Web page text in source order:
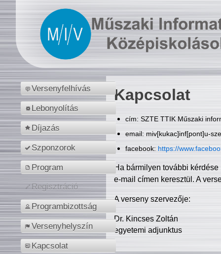
Versenyfelhívás
Lebonyolítás
Díjazás
Szponzorok
Program
Regisztráció
Programbizottság
Versenyhelyszín
Kapcsolat
Kapcsolat
cím: SZTE TTIK Műszaki
email: miv[kukac]inf[pont]u-
facebook: https://
Ha bármilyen további
e-mail címen keresztül. A
A verseny szervezője:
Dr. Kincses Zoltán
egyetemi adjunktus